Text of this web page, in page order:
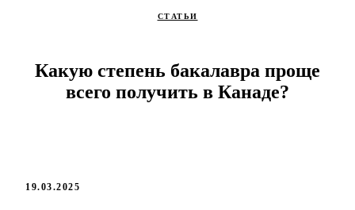
СТАТЬИ
Какую степень бакалавра проще
всего получить в Канаде?
19.03.2025